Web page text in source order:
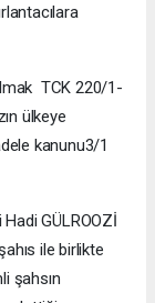
TCK 220/1-
ülkeye
kanunu3/1
GÜLROOZİ
ile birlikte
şahsın